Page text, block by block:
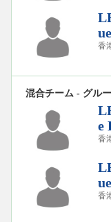
香
混合チーム - グル
e
香
香